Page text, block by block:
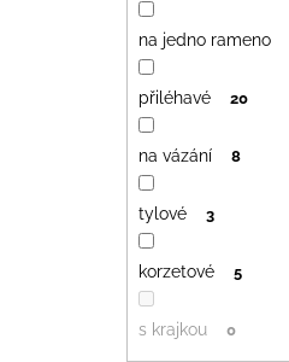
na jedno rameno
přiléhavé 20
na vázání 8
tylové 3
korzetové 5
s krajkou 0